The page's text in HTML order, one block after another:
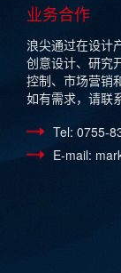
业务合作
浪尖通过在设计
创意设计、研究
控制、市场营销
如有需求，请联
Tel: 0755-
E-mail: